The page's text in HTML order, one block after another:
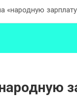
«народную